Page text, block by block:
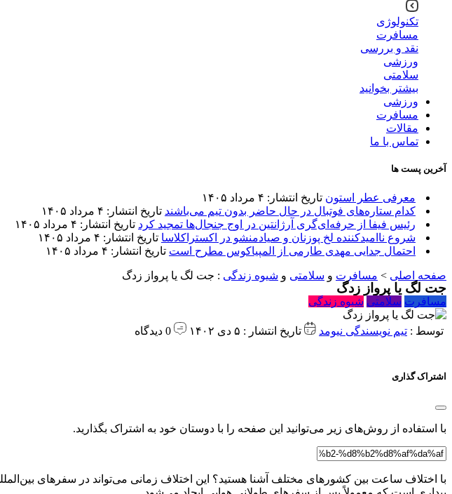
تکنولوژی
مسافرت
نقد و بررسی
ورزشی
سلامتی
بیشتر بخوانید
ورزشی
مسافرت
مقالات
تماس با ما
آخرین پست ها
معرفی عطر استون تاریخ انتشار: ۴ مرداد ۱۴۰۵
کدام ستاره‌های فوتبال در حال حاضر بدون تیم می‌باشند تاریخ انتشار: ۴ مرداد ۱۴۰۵
رئیس فیفا از حرفه‌ای‌گری آرژانتین در اوج جنجال‌ها تمجید کرد تاریخ انتشار: ۴ مرداد ۱۴۰۵
شروع ناامیدکننده لخ پوزنان و صیادمنشو در اکستراکلاسا تاریخ انتشار: ۴ مرداد ۱۴۰۵
احتمال جدایی مهدی طارمی از المپیاکوس مطرح است تاریخ انتشار: ۴ مرداد ۱۴۰۵
صفحه اصلی > مسافرت و سلامتی و شیوه زندگی : جت لگ یا پرواز زدگ
جت لگ یا پرواز زدگ
مسافرت سلامتی شیوه زندگی
توسط : تیم نویسندگی نیومد تاریخ انتشار : ۵ دی ۱۴۰۲
اشتراک گذاری
با استفاده از روش‌های زیر می‌توانید این صفحه را با دوستان خود به اشتراک بگذارید.
با اختلاف ساعت بین کشورهای مختلف آشنا هستید؟ این اختلاف زمانی می‌تواند در سفرهای